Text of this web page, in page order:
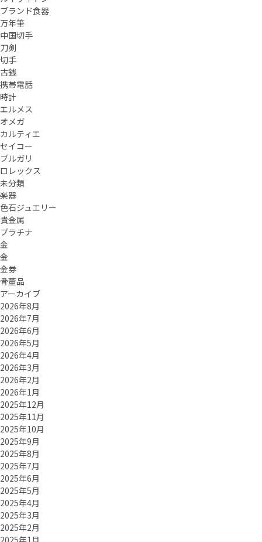
ブランド食器
万年筆
中国切手
刀剣
切手
古銭
携帯電話
時計
エルメス
オメガ
カルティエ
セイコー
ブルガリ
ロレックス
未分類
楽器
色石ジュエリー
貴金属
プラチナ
金
金
金券
骨董品
アーカイブ
2026年8月
2026年7月
2026年6月
2026年5月
2026年4月
2026年3月
2026年2月
2026年1月
2025年12月
2025年11月
2025年10月
2025年9月
2025年8月
2025年7月
2025年6月
2025年5月
2025年4月
2025年3月
2025年2月
2025年1月